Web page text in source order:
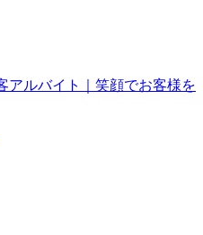
アルバイト｜笑顔でお客様を